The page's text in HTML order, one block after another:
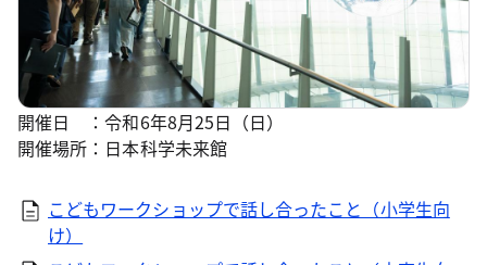
開催日 ：令和6年8月25日（日）
開催場所：日本科学未来館
こどもワークショップで話し合ったこと（小学生向
け）